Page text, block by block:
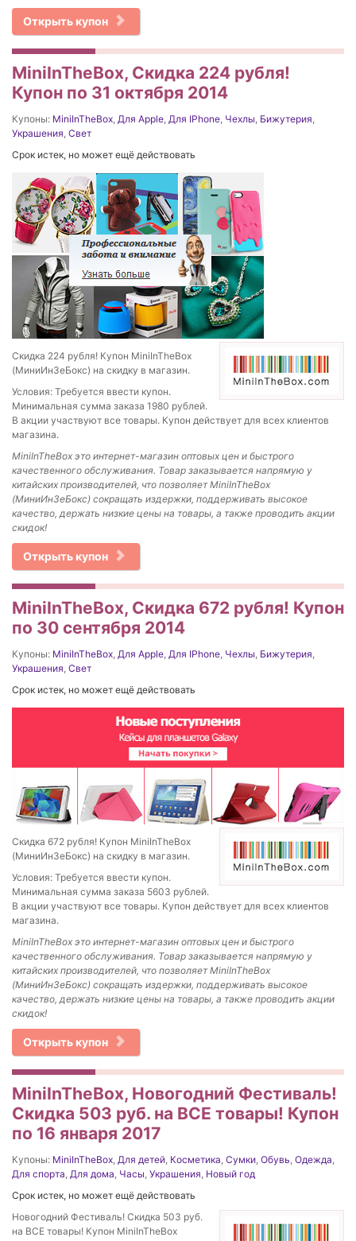
Открыть купон
MiniInTheBox, Скидка 224 рубля!
Купон по 31 октября 2014
Купоны: MiniInTheBox Для Apple Для IPhone Чехлы Бижутерия
Украшения Свет
Срок истек, но может ещё действовать
Скидка 224 рубля! Купон MiniInTheBox
(МиниИнЗеБокс) на скидку в магазин.
Условия: Требуется ввести купон.
Минимальная сумма заказа 1980 рублей.
В акции участвуют все товары. Купон действует для всех клиентов
магазина.
MiniInTheBox это интернет-магазин оптовых цен и быстрого
качественного обслуживания. Товар заказывается напрямую у
китайских производителей, что позволяет MiniInTheBox
(МиниИнЗеБокс) сокращать издержки, поддерживать высокое
качество, держать низкие цены на товары, а также проводить акции
скидок!
Открыть купон
MiniInTheBox, Скидка 672 рубля! Купон
по 30 сентября 2014
Купоны: MiniInTheBox Для Apple Для IPhone Чехлы Бижутерия
Украшения Свет
Срок истек, но может ещё действовать
Скидка 672 рубля! Купон MiniInTheBox
(МиниИнЗеБокс) на скидку в магазин.
Условия: Требуется ввести купон.
Минимальная сумма заказа 5603 рублей.
В акции участвуют все товары. Купон действует для всех клиентов
магазина.
MiniInTheBox это интернет-магазин оптовых цен и быстрого
качественного обслуживания. Товар заказывается напрямую у
китайских производителей, что позволяет MiniInTheBox
(МиниИнЗеБокс) сокращать издержки, поддерживать высокое
качество, держать низкие цены на товары, а также проводить акции
скидок!
Открыть купон
MiniInTheBox, Новогодний Фестиваль!
Скидка 503 руб. на ВСЕ товары! Купон
по 16 января 2017
Купоны: MiniInTheBox, Для детей, Косметика, Сумки, Обувь, Одежда,
Для спорта, Для дома, Часы, Украшения, Новый год
Срок истек, но может ещё действовать
Новогодний Фестиваль! Скидка 503 руб.
на ВСЕ товары! Купон MiniInTheBox